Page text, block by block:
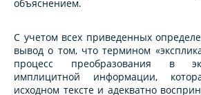
объяснением.
С учетом всех приведенных
вывод о том, что термином
процесс преобразования в
имплицитной информации,
исходном тексте и адекватно